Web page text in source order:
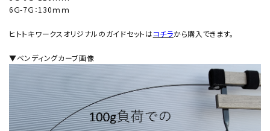
6Ｇ-7Ｇ：130ｍｍ
ヒトトキワークスオリジナルのガイドセットはコチラから購入できます。
▼ベンディングカーブ画像